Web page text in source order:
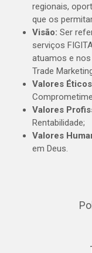
regionais,
que os
Visão: Ser
serviços
atuamos e
Trade
Valores
Valores
Rentabilidade;
Valores
em Deus.